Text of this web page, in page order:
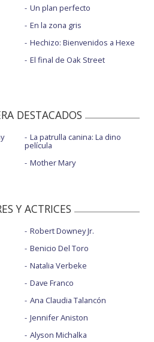
Un plan perfecto
En la zona gris
Hechizo: Bienvenidos a Hexe
El final de Oak Street
DESTACADOS
La patrulla canina: La dino
película
Mother Mary
Y ACTRICES
Robert Downey Jr.
Benicio Del Toro
Natalia Verbeke
Dave Franco
Ana Claudia Talancón
Jennifer Aniston
Alyson Michalka